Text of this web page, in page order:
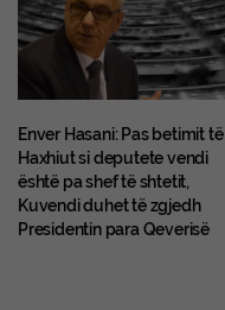
Enver Hasani: Pas betimit të
Haxhiut si deputete vendi
është pa shef të shtetit,
Kuvendi duhet të zgjedh
Presidentin para Qeverisë